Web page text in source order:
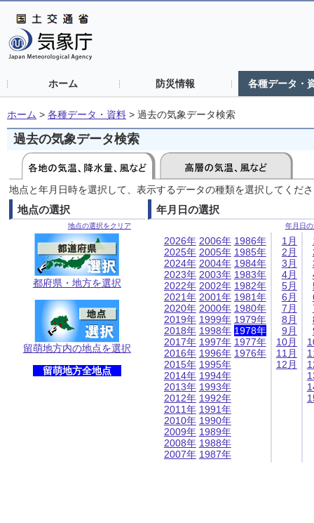
ホーム 防災情報 各種データ・
ホーム > 各種データ・資料 > 過去の気象データ検索
過去の気象データ検索
地点と年月日時を選択して、表示するデータの種類を選択してくだ
地点の選択
地点の選択をクリア
都府県・地方を選択
留萌地方内の地点を選択
留萌地方全地点
年月日の選択
年月日
2026年
2025年
2024年
2023年
2022年
2021年
2020年
2019年
2018年
2017年
2016年
2015年
2014年
2013年
2012年
2011年
2010年
2009年
2008年
2007年
2006年
2005年
2004年
2003年
2002年
2001年
2000年
1999年
1998年
1997年
1996年
1995年
1994年
1993年
1992年
1991年
1990年
1989年
1988年
1987年
1986年
1985年
1984年
1983年
1982年
1981年
1980年
1979年
1978年
1977年
1976年
1月
2月
3月
4月
5月
6月
7月
8月
9月
10月
11月
12月